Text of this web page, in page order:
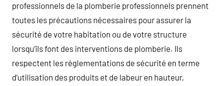
professionnels de la plomberie professionnels prennent
toutes les précautions nécessaires pour assurer la
sécurité de votre habitation ou de votre structure
lorsqu’ils font des interventions de plomberie. Ils
respectent les réglementations de sécurité en terme
d’utilisation des produits et de labeur en hauteur,